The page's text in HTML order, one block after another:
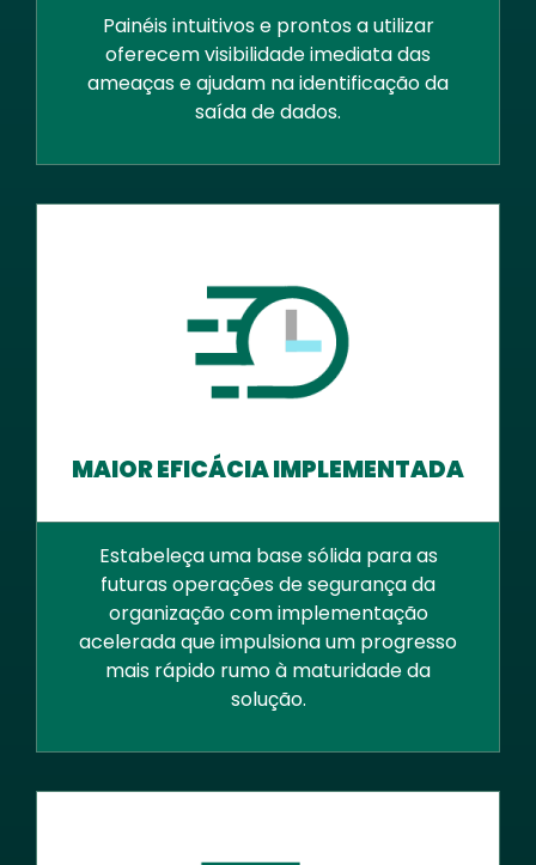
Painéis intuitivos e prontos a utilizar
oferecem visibilidade imediata das
ameaças e ajudam na identificação da
saída de dados.
MAIOR EFICÁCIA IMPLEMENTADA
Estabeleça uma base sólida para as
futuras operações de segurança da
organização com implementação
acelerada que impulsiona um progresso
mais rápido rumo à maturidade da
solução.